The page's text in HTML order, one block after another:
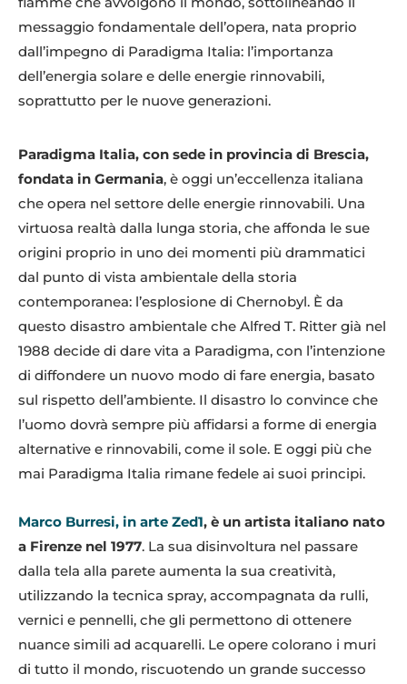
messaggio fondamentale dell’opera, nata proprio
dall’impegno di Paradigma Italia: l’importanza
dell’energia solare e delle energie rinnovabili,
soprattutto per le nuove generazioni.
Paradigma Italia, con sede in provincia di Brescia,
fondata in Germania, è oggi un’eccellenza italiana
che opera nel settore delle energie rinnovabili. Una
virtuosa realtà dalla lunga storia, che affonda le sue
origini proprio in uno dei momenti più drammatici
dal punto di vista ambientale della storia
contemporanea: l’esplosione di Chernobyl. È da
questo disastro ambientale che Alfred T. Ritter già nel
1988 decide di dare vita a Paradigma, con l’intenzione
di diffondere un nuovo modo di fare energia, basato
sul rispetto dell’ambiente. Il disastro lo convince che
l’uomo dovrà sempre più affidarsi a forme di energia
alternative e rinnovabili, come il sole. E oggi più che
mai Paradigma Italia rimane fedele ai suoi principi.
Marco Burresi, in arte Zed1, è un artista italiano nato
a Firenze nel 1977. La sua disinvoltura nel passare
dalla tela alla parete aumenta la sua creatività,
utilizzando la tecnica spray, accompagnata da rulli,
vernici e pennelli, che gli permettono di ottenere
nuance simili ad acquarelli. Le opere colorano i muri
di tutto il mondo, riscuotendo un grande successo